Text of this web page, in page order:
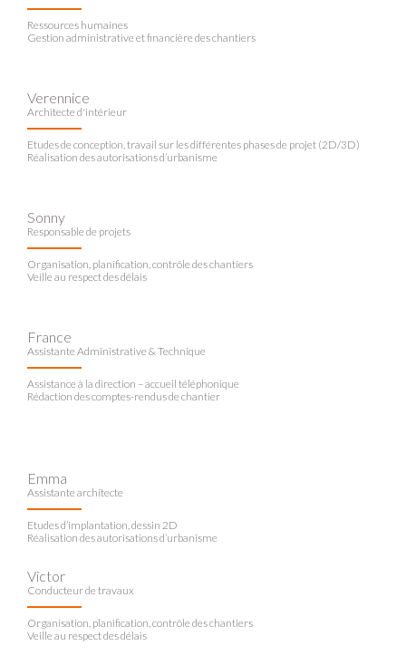
Ressources humaines
Gestion administrative et financière des chantiers
Verennice
Architecte d'intérieur
Etudes de conception, travail sur les différentes phases de projet (2D/3D)
Réalisation des autorisations d’urbanisme
Sonny
Responsable de projets
Organisation, planification, contrôle des chantiers
Veille au respect des délais
France
Assistante Administrative & Technique
Assistance à la direction – accueil téléphonique
Rédaction des comptes-rendus de chantier
Emma
Assistante architecte
Etudes d’implantation, dessin 2D
Réalisation des autorisations d’urbanisme
Victor
Conducteur de travaux
Organisation, planification, contrôle des chantiers
Veille au respect des délais